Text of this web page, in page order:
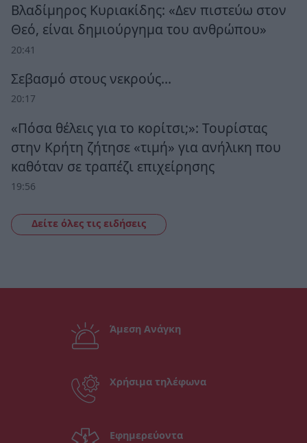
Βλαδίμηρος Κυριακίδης: «Δεν πιστεύω στον
Θεό, είναι δημιούργημα του ανθρώπου»
20:41
Σεβασμό στους νεκρούς…
20:17
«Πόσα θέλεις για το κορίτσι;»: Τουρίστας
στην Κρήτη ζήτησε «τιμή» για ανήλικη που
καθόταν σε τραπέζι επιχείρησης
19:56
Δείτε όλες τις ειδήσεις
Άμεση Ανάγκη
Χρήσιμα τηλέφωνα
Εφημερεύοντα